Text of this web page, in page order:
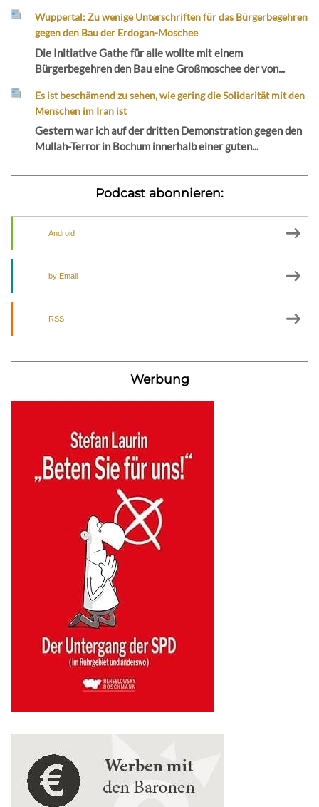
Wuppertal: Zu wenige Unterschriften für das Bürgerbegehren
gegen den Bau der Erdogan-Moschee
Die Initiative Gathe für alle wollte mit einem
Bürgerbegehren den Bau eine Großmoschee der von...
Es ist beschämend zu sehen, wie gering die Solidarität mit den
Menschen im Iran ist
Gestern war ich auf der dritten Demonstration gegen den
Mullah-Terror in Bochum innerhalb einer guten...
Podcast abonnieren:
Android
by Email
RSS
Werbung